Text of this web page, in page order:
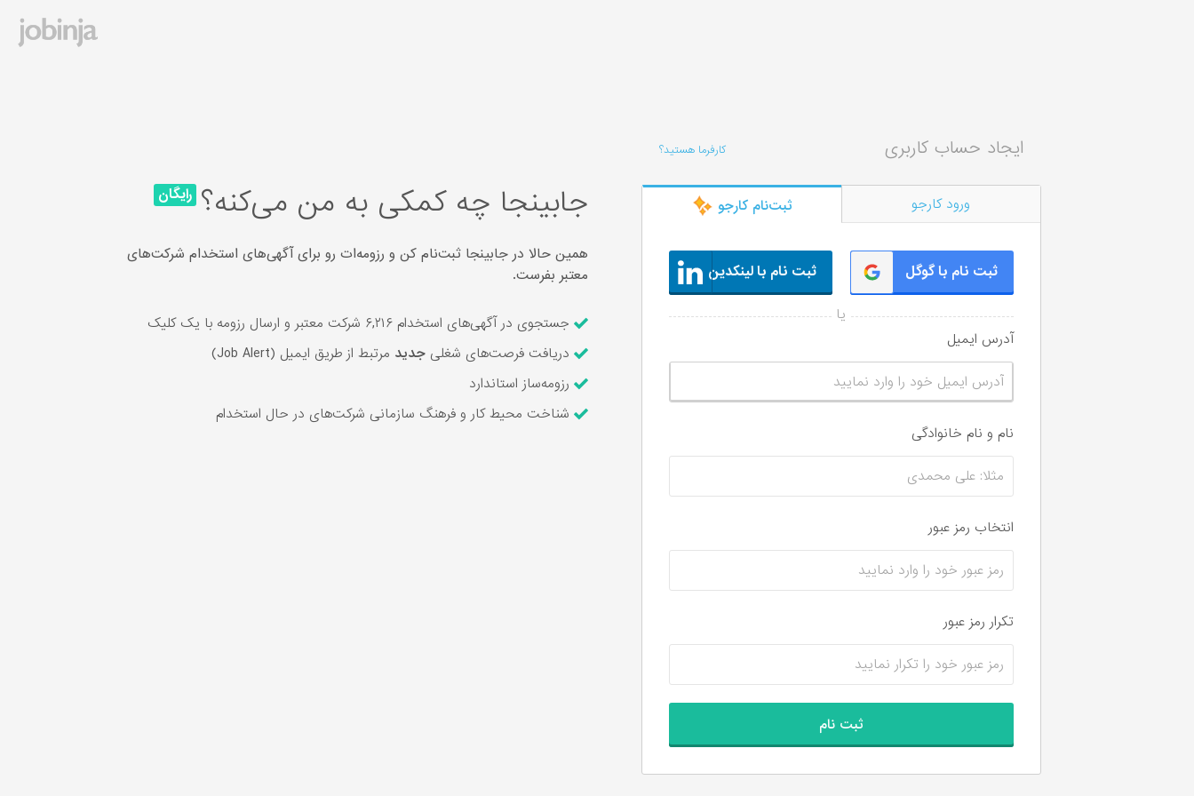
کارفرما هستید؟ ایجاد حساب کاربری
ورود کارجو ثبت‌‌نام کارجو
ثبت نام با گوگل ثبت نام با لینکدین
آدرس ایمیل
نام و نام‌ خانوادگی
انتخاب رمز عبور
تکرار رمز عبور
جابینجا چه کمکی به من می‌کنه؟ رایگان
همین حالا در جابینجا ثبت‌نام کن و رزومه‌ات رو برای آگهی‌های استخدام شرکت‌های
معتبر بفرست.
جستجوی در آگهی‌های استخدام ۶,۲۱۶ شرکت معتبر و ارسال رزومه با یک کلیک
دریافت فرصت‌های شغلی جدید مرتبط از طریق ایمیل (Job Alert)
رزومه‌ساز استاندارد
شناخت محیط کار و فرهنگ سازمانی شرکت‌های در حال استخدام